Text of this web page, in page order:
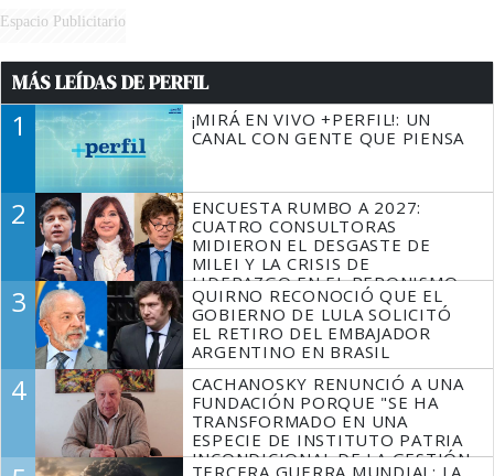
Espacio Publicitario
MÁS LEÍDAS DE PERFIL
1
¡MIRÁ EN VIVO +PERFIL!: UN
CANAL CON GENTE QUE PIENSA
2
ENCUESTA RUMBO A 2027:
CUATRO CONSULTORAS
MIDIERON EL DESGASTE DE
MILEI Y LA CRISIS DE
LIDERAZGO EN EL PERONISMO
3
QUIRNO RECONOCIÓ QUE EL
GOBIERNO DE LULA SOLICITÓ
EL RETIRO DEL EMBAJADOR
ARGENTINO EN BRASIL
4
CACHANOSKY RENUNCIÓ A UNA
FUNDACIÓN PORQUE "SE HA
TRANSFORMADO EN UNA
ESPECIE DE INSTITUTO PATRIA
INCONDICIONAL DE LA GESTIÓN
TERCERA GUERRA MUNDIAL: LA